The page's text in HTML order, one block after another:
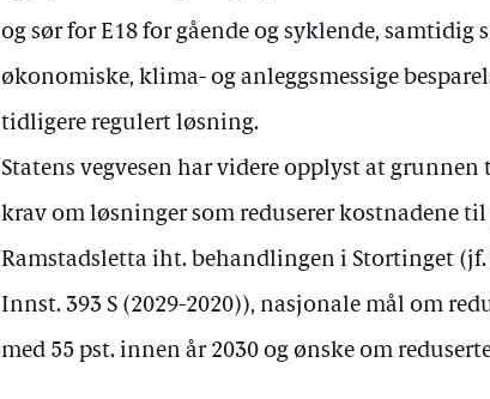
og sør for E18 for gående og syklende, samtidig
økonomiske, klima- og anleggsmessige
tidligere regulert løsning.
Statens vegvesen har videre opplyst at
krav om løsninger som reduserer kostnadene til
Ramstadsletta iht. behandlingen i Stortinget (jf.
Innst. 393 S (2029-2020)), nasjonale mål om
med 55 pst. innen år 2030 og ønske om